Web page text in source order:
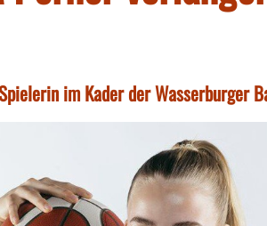
im Kader der Wasserburger